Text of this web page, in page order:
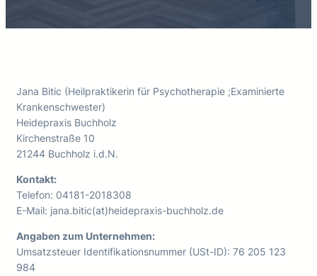
Jana Bitic (Heilpraktikerin für Psychotherapie ;Examinierte
Krankenschwester)
Heidepraxis Buchholz
Kirchenstraße 10
21244 Buchholz i.d.N.
Kontakt:
Telefon: 04181-2018308
E-Mail: jana.bitic(at)heidepraxis-buchholz.de
Angaben zum Unternehmen:
Umsatzsteuer Identifikationsnummer (USt-ID): 76 205 123
984